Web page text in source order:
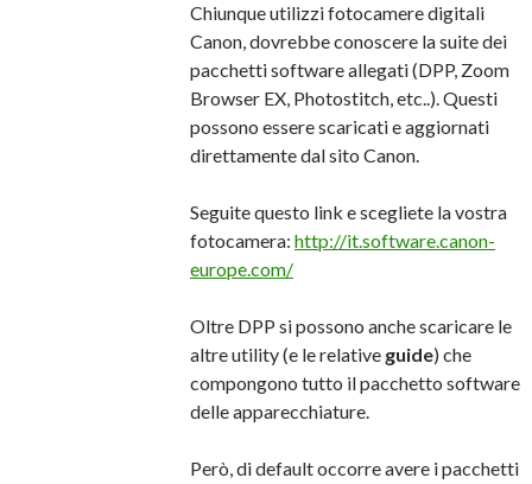
Chiunque utilizzi fotocamere digitali
Canon, dovrebbe conoscere la suite dei
pacchetti software allegati (DPP, Zoom
Browser EX, Photostitch, etc..). Questi
possono essere scaricati e aggiornati
direttamente dal sito Canon.
Seguite questo link e scegliete la vostra
fotocamera: http://it.software.canon-
europe.com/
Oltre DPP si possono anche scaricare le
altre utility (e le relative guide) che
compongono tutto il pacchetto software
delle apparecchiature.
Però, di default occorre avere i pacchetti